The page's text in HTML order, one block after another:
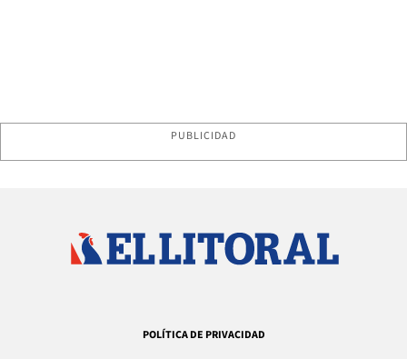
PUBLICIDAD
POLÍTICA DE PRIVACIDAD